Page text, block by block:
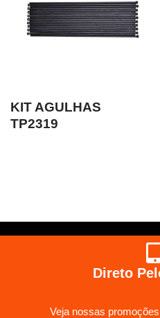
KIT AGULHAS
TP2319
Direto
Veja nossas